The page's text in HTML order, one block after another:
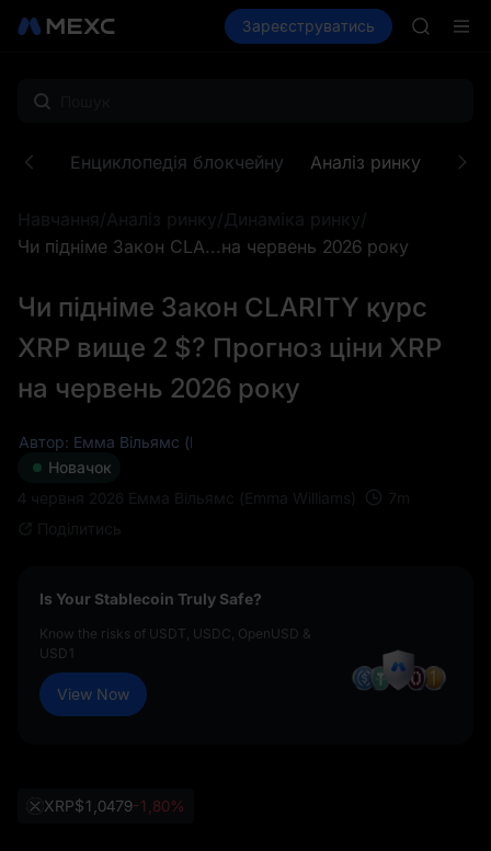
Купити криптовалюту Ринки Спот
Зареєструватись
CAP
UNITREE
Енциклопедія блокчейну Аналіз ринку
Навчання/Аналіз ринку/Динаміка ринку/
Чи підніме Закон CLA...на червень 2026 року
Чи підніме Закон CLARITY курс
XRP вище 2 $? Прогноз ціни XRP
на червень 2026 року
Автор: Емма Вільямс (Emma Williams)
Новачок
4 червня 2026 Емма Вільямс (Emma Williams) 7 m
Поділитись
Is Your Stablecoin Truly Safe?
Know the risks of USDT, USDC, OpenUSD &
USD1
View Now
XRP$1,0479-1,80%